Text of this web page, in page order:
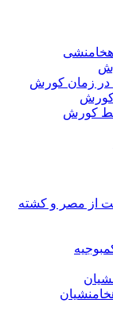
در زمان کورش
کورش
کورش
از مصر و کشته